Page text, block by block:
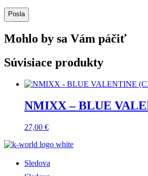
Posla
Mohlo by sa Vám páčiť
Súvisiace produkty
NMIXX – BLUE
27,00 €
Sledova